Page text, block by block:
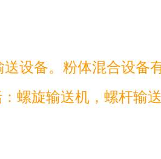
设备。粉体混合设备
螺旋输送机，螺杆输